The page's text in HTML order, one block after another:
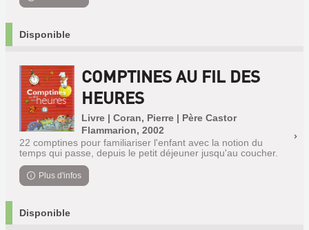
Disponible
COMPTINES AU FIL DES
HEURES
Livre | Coran, Pierre | Père Castor
Flammarion, 2002
22 comptines pour familiariser l'enfant avec la notion du
temps qui passe, depuis le petit déjeuner jusqu'au coucher.
Plus d'infos
Disponible